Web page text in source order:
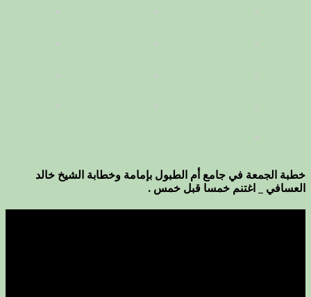
خطبة الجمعة في جامع أم الطبول بإمامة وخطابة الشيخ خالد
العسافي _ اغتنم خمسا قبل خمس .